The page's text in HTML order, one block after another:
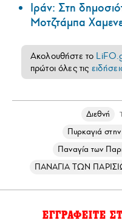
Ιράν: Στη
Μοτζτάμπα
Ακολουθήστε το
πρώτοι όλες τις
Διεθνή
Πυρκαγιά
Παναγία των
ΠΑΝΑΓΙΑ ΤΩΝ
ΕΓΓΡΑΦΕΙΤΕ